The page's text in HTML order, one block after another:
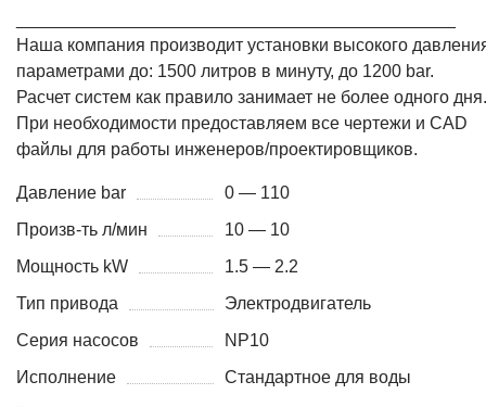
Наша компания производит установки высокого
параметрами до: 1500 литров в минуту, до 1200 bar.
Расчет систем как правило занимает не более одного дня.
При необходимости предоставляем все чертежи и CAD
файлы для работы инженеров/проектировщиков.
Давление bar
0 — 110
Произв-ть л/мин
10 — 10
Мощность kW
1.5 — 2.2
Тип привода
Электродвигатель
Серия насосов
NP10
Исполнение
Стандартное для воды